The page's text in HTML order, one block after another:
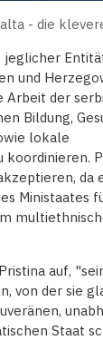
- die
und
Arbeit der
Bildung,
lokale
Ministaates
auf,
von der sie
Staat